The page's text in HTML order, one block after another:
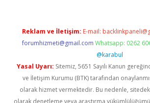
Reklam ve İletişim: E-mail:
forumhizmeti@gmail.com Whatsapp: 0262
@karabul
Yasal Uyarı: Sitemiz, 5651 Sayılı Kanun
ve İletişim Kurumu (BTK) tarafından
olarak hizmet vermektedir. Bu nedenle,
olarak denetleme veya araştırma